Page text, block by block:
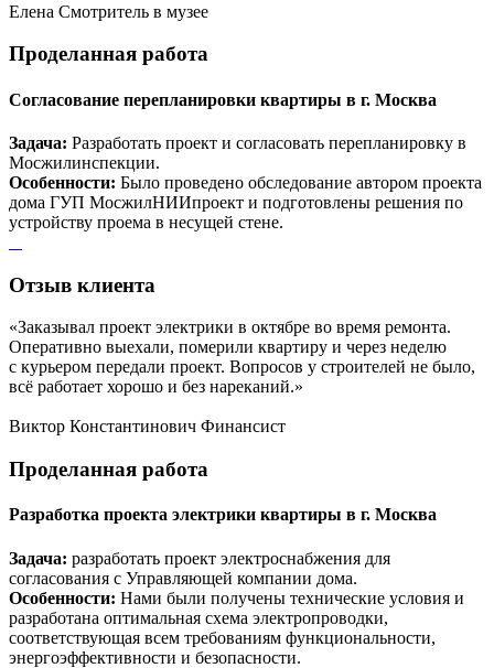
Елена Смотритель в музее
Проделанная работа
Согласование перепланировки квартиры в г. Москва
Задача: Разработать проект и согласовать перепланировку в
Мосжилинспекции.
Особенности: Было проведено обследование автором проекта
дома ГУП МосжилНИИпроект и подготовлены решения по
устройству проема в несущей стене.
Отзыв клиента
«Заказывал проект электрики в октябре во время ремонта.
Оперативно выехали, померили квартиру и через неделю
с курьером передали проект. Вопросов у строителей не было,
всё работает хорошо и без нареканий.»
Виктор Константинович Финансист
Проделанная работа
Разработка проекта электрики квартиры в г. Москва
Задача: разработать проект электроснабжения для
согласования с Управляющей компании дома.
Особенности: Нами были получены технические условия и
разработана оптимальная схема электропроводки,
соответствующая всем требованиям функциональности,
энергоэффективности и безопасности.